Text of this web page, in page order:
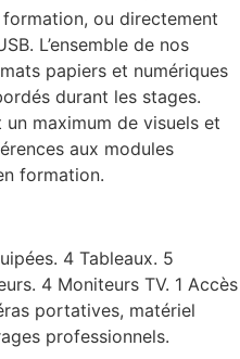
formation, ou directement
L’ensemble de nos
papiers et numériques
durant les stages.
maximum de visuels et
aux modules
formation.
4 Tableaux. 5
4 Moniteurs TV. 1 Accès
portatives, matériel
professionnels.